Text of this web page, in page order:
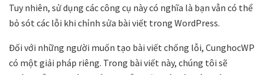
Tuy nhiên, sử dụng các công cụ này có nghĩa là bạn vẫn có thể
bỏ sót các lỗi khi chỉnh sửa bài viết trong WordPress.
Đối với những người muốn tạo bài viết chống lỗi, CunghocWP
có một giải pháp riêng. Trong bài viết này, chúng tôi sẽ